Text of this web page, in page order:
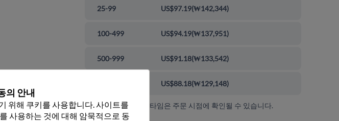
25-99 US$97.19(₩142,344)
100-499 US$94.19(₩137,951)
500-999 US$91.18(₩133,542)
US$88.18(₩129,148)
가격, 가용성 및 리드 타임은 주문 시점에 확인될 수 있습니다.
의 안내
위해 쿠키를 사용합니다. 사이트를
사용하는 것에 대해 암묵적으로 동